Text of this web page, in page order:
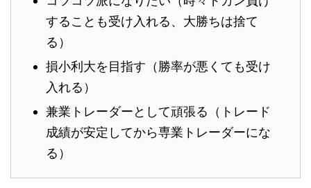
することも受け入れる、大勝ちは捨て
る）
損小利大を目指す（勝率が悪くても受け
入れる）
兼業トレーダーとして頑張る（トレード
成績が安定してから専業トレーダーにな
る）